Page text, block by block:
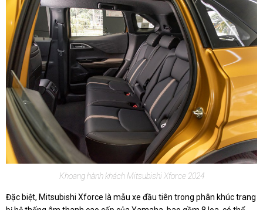
Khoang hành khách Mitsubishi Xforce 2024
Đặc biệt, Mitsubishi Xforce là mẫu xe đầu tiên trong phân khúc trang